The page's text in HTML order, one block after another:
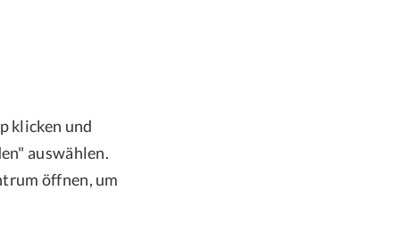
klicken und
auswählen.
öffnen, um